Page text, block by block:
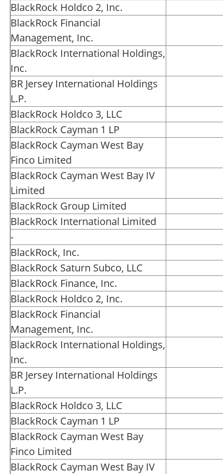
BlackRock Holdco 2, Inc.
BlackRock Financial
Management, Inc.
BlackRock International Holdings,
Inc.
BR Jersey International Holdings
L.P.
BlackRock Holdco 3, LLC
BlackRock Cayman 1 LP
BlackRock Cayman West Bay
Finco Limited
BlackRock Cayman West Bay IV
Limited
BlackRock Group Limited
BlackRock International Limited
-
BlackRock, Inc.
BlackRock Saturn Subco, LLC
BlackRock Finance, Inc.
BlackRock Holdco 2, Inc.
BlackRock Financial
Management, Inc.
BlackRock International Holdings,
Inc.
BR Jersey International Holdings
L.P.
BlackRock Holdco 3, LLC
BlackRock Cayman 1 LP
BlackRock Cayman West Bay
Finco Limited
BlackRock Cayman West Bay IV